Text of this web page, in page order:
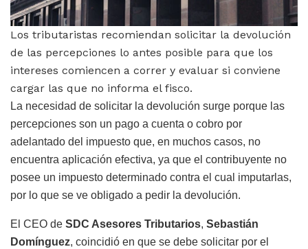
Los tributaristas recomiendan solicitar la devolución
de las percepciones lo antes posible para que los
intereses comiencen a correr y evaluar si conviene
cargar las que no informa el fisco.
La necesidad de solicitar la devolución surge porque las
percepciones son un pago a cuenta o cobro por
adelantado del impuesto que, en muchos casos, no
encuentra aplicación efectiva, ya que el contribuyente no
posee un impuesto determinado contra el cual imputarlas,
por lo que se ve obligado a pedir la devolución.
El CEO de SDC Asesores Tributarios, Sebastián
Domínguez, coincidió en que se debe solicitar por el